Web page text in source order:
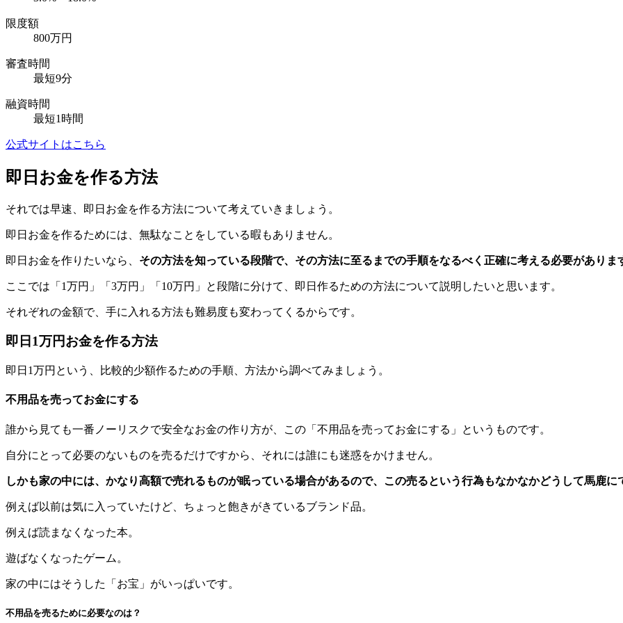
限度額
800万円
審査時間
最短9分
融資時間
最短1時間
公式サイトはこちら
即日お金を作る方法
それでは早速、即日お金を作る方法について考えていきましょう。
即日お金を作るためには、無駄なことをしている暇もありません。
即日お金を作りたいなら、 その方法を知っている段階で、その方法に至るまでの手順をなるべく正確に考える必要がありま
ここでは「1万円」「3万円」「10万円」と段階に分けて、即日作るための方法について説明したいと思います。
それぞれの金額で、手に入れる方法も難易度も変わってくるからです。
即日1万円お金を作る方法
即日1万円という、比較的少額作るための手順、方法から調べてみましょう。
不用品を売ってお金にする
誰から見ても一番ノーリスクで安全なお金の作り方が、この「不用品を売ってお金にする」というものです。
自分にとって必要のないものを売るだけですから、それには誰にも迷惑をかけません。
しかも家の中には、かなり高額で売れるものが眠っている場合があるので、この売るという行為もなかなかどうして馬鹿に
例えば以前は気に入っていたけど、ちょっと飽きがきているブランド品。
例えば読まなくなった本。
遊ばなくなったゲーム。
家の中にはそうした「お宝」がいっぱいです。
不用品を売るために必要なのは？